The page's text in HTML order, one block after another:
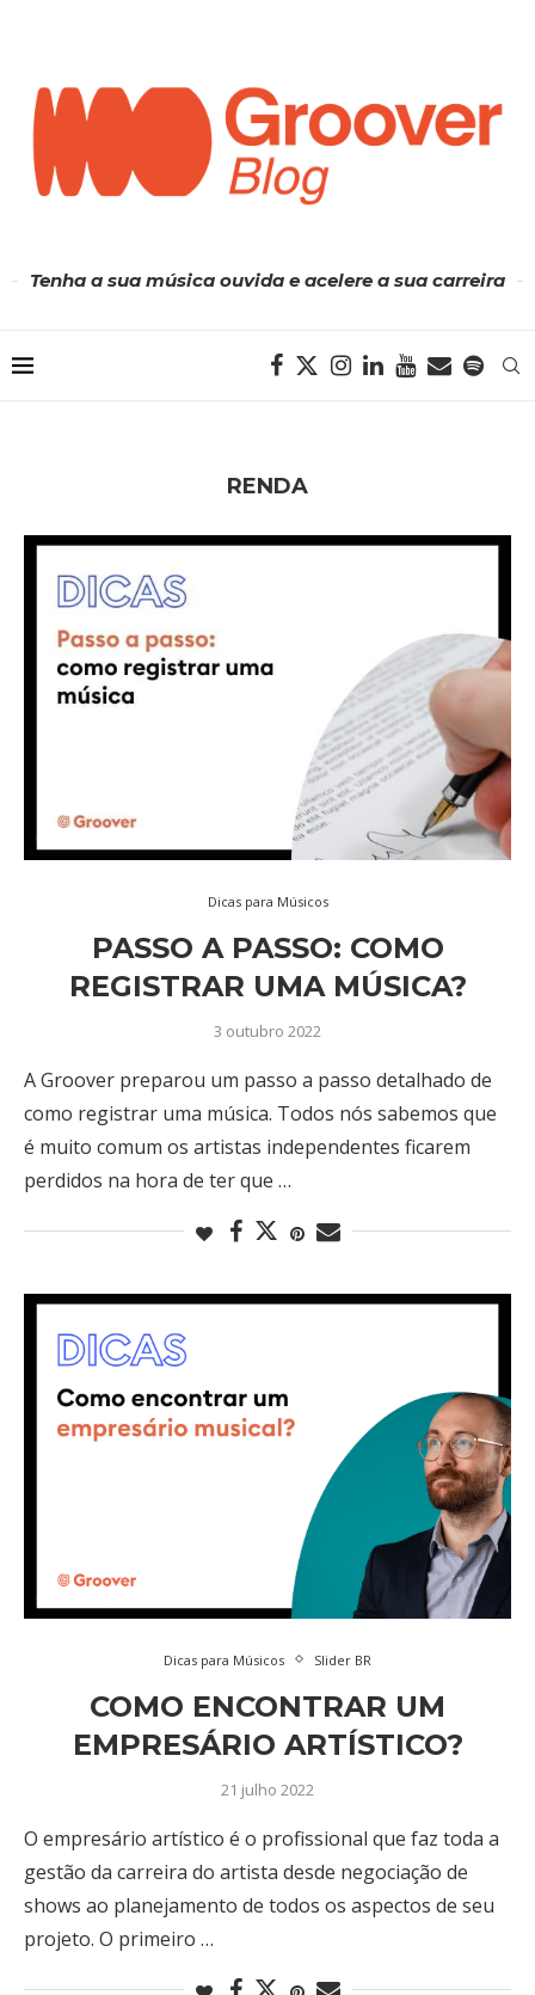
Tenha a sua música ouvida e acelere a sua carreira
RENDA
Dicas para Músicos
PASSO A PASSO: COMO
REGISTRAR UMA MÚSICA?
3 outubro 2022
A Groover preparou um passo a passo detalhado de
como registrar uma música. Todos nós sabemos que
é muito comum os artistas independentes ficarem
perdidos na hora de ter que …
Dicas para Músicos Slider BR
COMO ENCONTRAR UM
EMPRESÁRIO ARTÍSTICO?
21 julho 2022
O empresário artístico é o profissional que faz toda a
gestão da carreira do artista desde negociação de
shows ao planejamento de todos os aspectos de seu
projeto. O primeiro …